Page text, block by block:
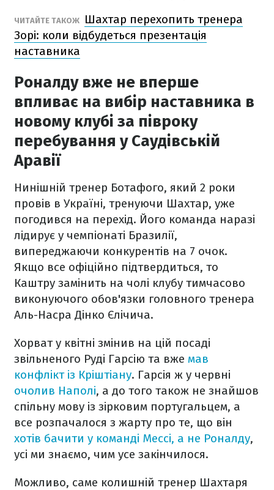
ЧИТАЙТЕ ТАКОЖ
Шахтар перехопить тренера
Зорі: коли відбудеться презентація
наставника
Роналду вже не вперше
впливає на вибір наставника в
новому клубі за півроку
перебування у Саудівській
Аравії
Нинішній тренер Ботафого, який 2 роки
провів в Україні, тренуючи Шахтар, уже
погодився на перехід. Його команда наразі
лідирує у чемпіонаті Бразилії,
випереджаючи конкурентів на 7 очок.
Якщо все офіційно підтвердиться, то
Каштру замінить на чолі клубу тимчасово
виконуючого обов'язки головного тренера
Аль-Насра Дінко Єлічича.
Хорват у квітні змінив на цій посаді
звільненого Руді Гарсію та вже мав
конфлікт із Кріштіану. Гарсія ж у червні
очолив Наполі, а до того також не знайшов
спільну мову із зірковим португальцем, а
все розпачалося з жарту про те, що він
хотів бачити у команді Мессі, а не Роналду,
усі ми знаємо, чим усе закінчилося.
Можливо, саме колишній тренер Шахтаря